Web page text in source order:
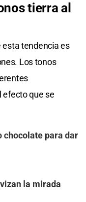
tierra al
esta tendencia es
Los tonos
efecto que se
chocolate para dar
la mirada